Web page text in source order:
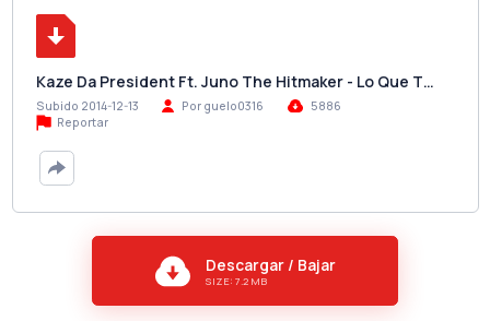
Kaze Da President Ft. Juno The Hitmaker - Lo Que T…
Subido 2014-12-13 Por guelo0316
5886
Reportar
Descargar / Bajar
SIZE: 7.2 MB